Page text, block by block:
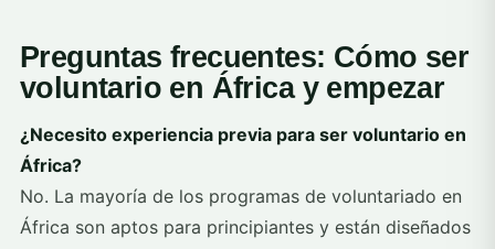
Preguntas frecuentes: Cómo ser
voluntario en África y empezar
¿Necesito experiencia previa para ser voluntario en
África?
No. La mayoría de los programas de voluntariado en
África son aptos para principiantes y están diseñados